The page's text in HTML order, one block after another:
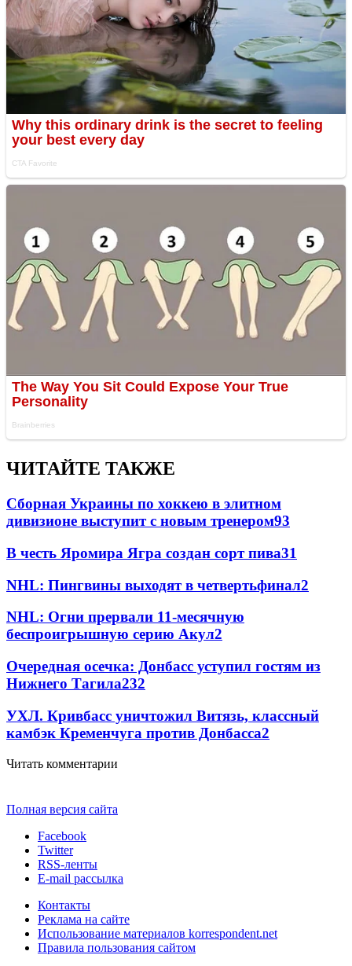
ЧИТАЙТЕ ТАКЖЕ
Сборная Украины по хоккею в элитном
дивизионе выступит с новым тренером93
В честь Яромира Ягра создан сорт пива31
NHL: Пингвины выходят в четвертьфинал2
NHL: Огни прервали 11-месячную
беспроигрышную серию Акул2
Очередная осечка: Донбасс уступил гостям из
Нижнего Тагила232
УХЛ. Кривбасс уничтожил Витязь, классный
камбэк Кременчуга против Донбасса2
Читать комментарии
Полная версия сайта
Facebook
Twitter
RSS-ленты
E-mail рассылка
Контакты
Реклама на сайте
Использование материалов korrespondent.net
Правила пользования сайтом